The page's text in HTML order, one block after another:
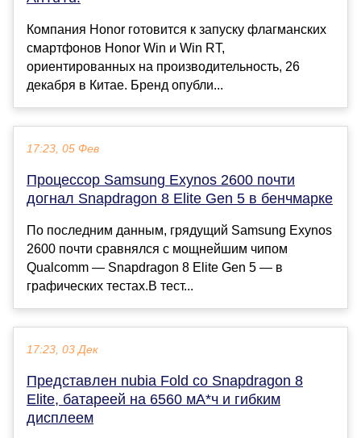
Компания Honor готовится к запуску флагманских
смартфонов Honor Win и Win RT,
ориентированных на производительность, 26
декабря в Китае. Бренд опубли...
17:23, 05 Фев
Процессор Samsung Exynos 2600 почти
догнал Snapdragon 8 Elite Gen 5 в бенчмарке
По последним данным, грядущий Samsung Exynos
2600 почти сравнялся с мощнейшим чипом
Qualcomm — Snapdragon 8 Elite Gen 5 — в
графических тестах.В тест...
17:23, 03 Дек
Представлен nubia Fold со Snapdragon 8
Elite, батареей на 6560 мА*ч и гибким
дисплеем